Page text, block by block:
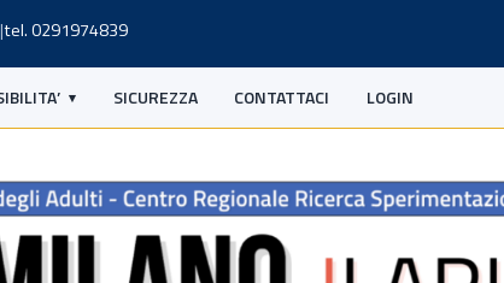
tel. 0291974839
SICUREZZA CONTATTACI LOGIN